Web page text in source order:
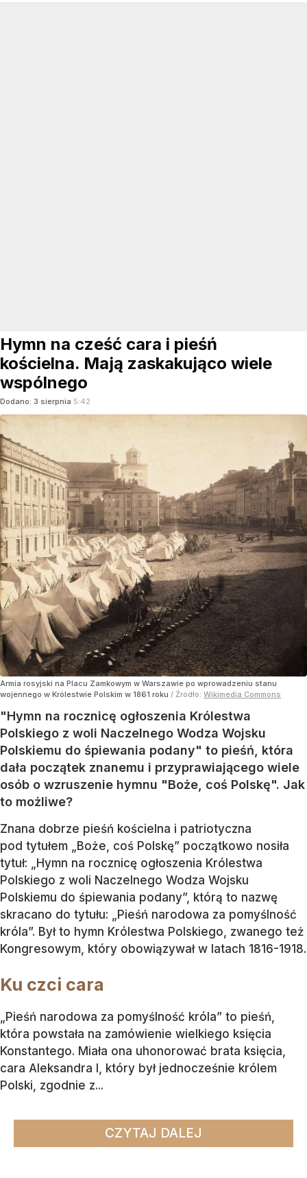
Hymn na cześć cara i pieśń
kościelna. Mają zaskakująco wiele
wspólnego
Dodano: 3 sierpnia 5:42
Armia rosyjski na Placu Zamkowym w Warszawie po wprowadzeniu stanu
wojennego w Królestwie Polskim w 1861 roku / Źródło: Wikimedia Commons
"Hymn na rocznicę ogłoszenia Królestwa
Polskiego z woli Naczelnego Wodza Wojsku
Polskiemu do śpiewania podany" to pieśń, która
dała początek znanemu i przyprawiającego wiele
osób o wzruszenie hymnu "Boże, coś Polskę". Jak
to możliwe?
Znana dobrze pieśń kościelna i patriotyczna
pod tytułem „Boże, coś Polskę” początkowo nosiła
tytuł: „Hymn na rocznicę ogłoszenia Królestwa
Polskiego z woli Naczelnego Wodza Wojsku
Polskiemu do śpiewania podany”, którą to nazwę
skracano do tytułu: „Pieśń narodowa za pomyślność
króla”. Był to hymn Królestwa Polskiego, zwanego też
Kongresowym, który obowiązywał w latach 1816-1918.
Ku czci cara
„Pieśń narodowa za pomyślność króla” to pieśń,
która powstała na zamówienie wielkiego księcia
Konstantego. Miała ona uhonorować brata księcia,
cara Aleksandra I, który był jednocześnie królem
Polski, zgodnie z...
CZYTAJ DALEJ